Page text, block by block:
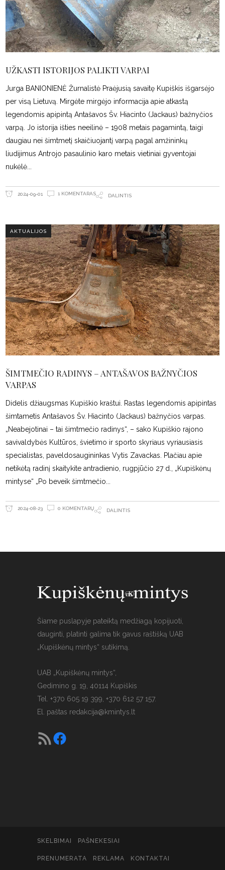
UŽKASTI ISTORIJOS PALIKTI VARPAI
Jurga BANIONIENĖ Žurnalistė Praėjusią savaitę Kupiškis išgarsėjo
per visą Lietuvą. Mirgėte mirgėjo informacija apie atkastą
legendomis apipintą Antašavos Šv. Hiacinto (Jackaus) bažnyčios
varpą. Jo istorija išties neeilinė – 1908 metais pagamintą, taigi
daugiau nei šimtmetį skaičiuojantį varpą pagal amžininkų
liudijimus Antrojo pasaulinio karo metais vietiniai gyventojai
nukėlė
2024-09-01 1 KOMENTARAS DALINTIS
AKTUALIJOS
ŠIMTMEČIO RADINYS – ANTAŠAVOS BAŽNYČIOS
VARPAS
Didelis džiaugsmas Kupiškio kraštui. Rastas legendomis apipintas
šimtametis Antašavos Šv. Hiacinto (Jackaus) bažnyčios varpas.
„Neabejotinai – tai šimtmečio radinys“, – sako Kupiškio rajono
savivaldybės Kultūros, švietimo ir sporto skyriaus vyriausiasis
specialistas, paveldosaugininkas Vytis Zavackas. Plačiau apie
netikėtą radinį skaitykite antradienio, rugpjūčio 27 d., „Kupiškėnų
mintyse“ „Po beveik šimtmečio
2024-08-23 0 KOMENTARŲ DALINTIS
Šiame puslapyje pateiktą medžiagą kopijuoti,
dauginti, platinti galima tik gavus raštišką UAB
„Kupiškėnų mintys“ sutikimą.
UAB „Kupiškėnų mintys“,
Gedimino g. 19, 40114 Kupiškis
Tel. +370 605 19 399, +370 612 57 157.
El. paštas redakcija@kmintys.lt
SKELBIMAI PAŠNEKESIAI
PRENUMERATA REKLAMA KONTAKTAI